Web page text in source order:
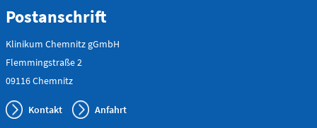
Neurochirurgischer
Telefon
0173 - 566
6514
Postanschrift
Klinikum Chemnitz gGmbH
Flemmingstraße 2
09116 Chemnitz
Kontakt Anfahrt